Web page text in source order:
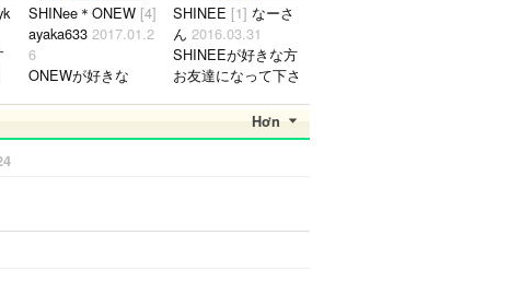
SHINee＊ONEW [4]
ayaka633 2017.01.2
6
ONEWが好きな
^◯^*) よろしくお願
SHINEE [1] なーさ
ん 2016.03.31
SHINEEが好きな方
お友達になって下さ
Hơn